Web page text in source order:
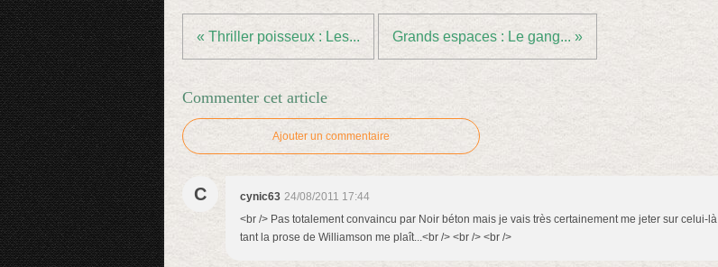
« Thriller poisseux : Les... Grands espaces : Le gang... »
Commenter cet article
Ajouter un commentaire
C cynic63 24/08/2011 17:44
<br /> Pas totalement convaincu par Noir béton mais je vais très certainement me jeter sur celui-là
tant la prose de Williamson me plaît...<br /> <br /> <br />